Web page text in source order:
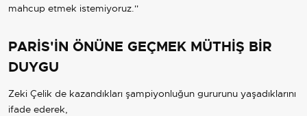
mahcup etmek istemiyoruz.''
PARİS'İN ÖNÜNE GEÇMEK MÜTHİŞ BİR
DUYGU
Zeki Çelik de kazandıkları şampiyonluğun gururunu yaşadıklarını
ifade ederek,